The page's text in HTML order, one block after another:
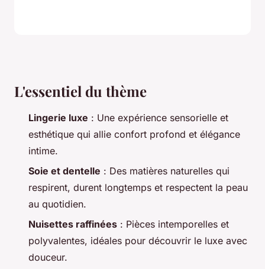
L'essentiel du thème
Lingerie luxe : Une expérience sensorielle et
esthétique qui allie confort profond et élégance
intime.
Soie et dentelle : Des matières naturelles qui
respirent, durent longtemps et respectent la peau
au quotidien.
Nuisettes raffinées : Pièces intemporelles et
polyvalentes, idéales pour découvrir le luxe avec
douceur.